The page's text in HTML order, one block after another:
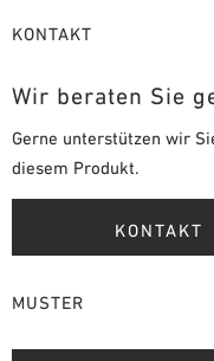
KONTAKT
Wir beraten Sie
Gerne unterstützen wir
diesem Produkt.
KONTAKT
MUSTER